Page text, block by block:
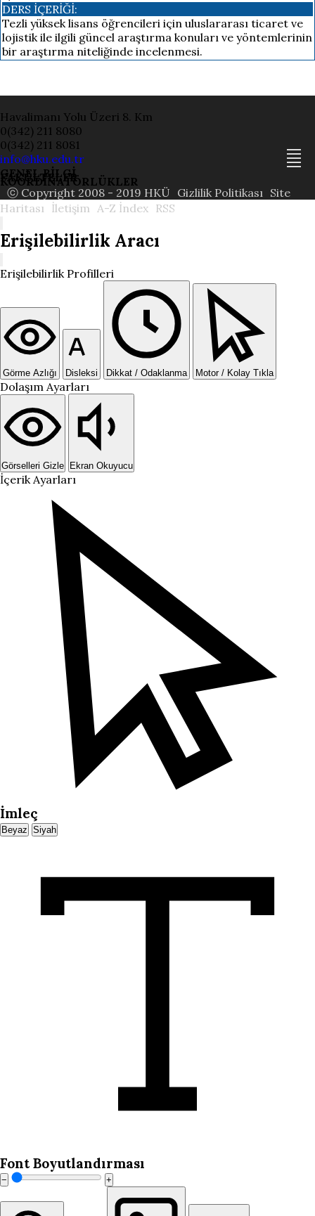
DERS İÇERIĞI:
Tezli yüksek lisans öğrencileri için uluslararası ticaret ve
lojistik ile ilgili güncel araştırma konuları ve yöntemlerinin
bir araştırma niteliğinde incelenmesi.
Havalimanı Yolu Üzeri 8. Km
0(342) 211 8080
0(342) 211 8081
info@hku.edu.tr
GENEL BİLGİ
FAKÜLTELER
KOORDİNATÖRLÜKLER
ⓒ Copyright 2008 - 2019 HKÜ Gizlilik Politikası Site
Haritası İletişim A-Z İndex RSS
Erişilebilirlik Aracı
Erişilebilirlik Profilleri
Görme Azlığı Disleksi Dikkat / Odaklanma Motor / Kolay Tıkla
Dolaşım Ayarları
Görselleri Gizle Ekran Okuyucu
İçerik Ayarları
İmleç
Beyaz Siyah
Font Boyutlandırması
− +